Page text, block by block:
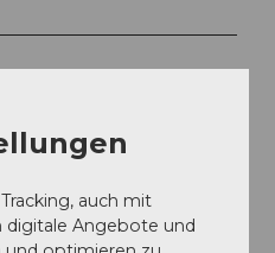
auch mit
digitale Angebote und